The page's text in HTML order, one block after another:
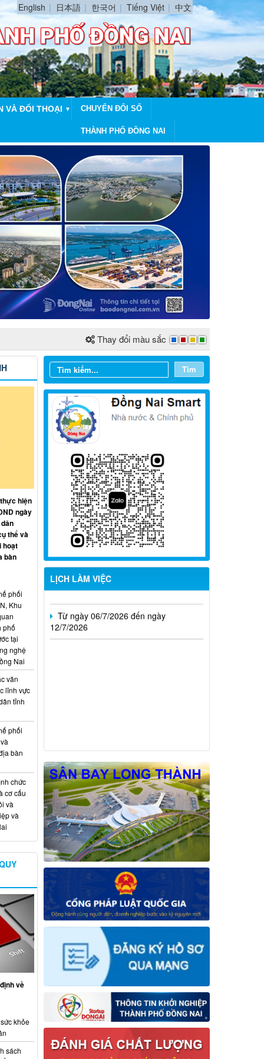
English 日本語 한국어 Tiếng Việt 中文
VÀ ĐỐI THOẠI ▼ CHUYỂN ĐỔI SỐ
THÀNH PHỐ ĐỒNG NAI
Thay đổi màu sắc
Tìm
LỊCH LÀM VIỆC
Từ ngày 03/8/2026 đến ngày
09/8/2026
Từ ngày 27/7/2026 đến ngày
02/8/2026
Từ ngày 20/7/2026 đến ngày
26/7/2026
Từ ngày 13/7/2026 đến ngày
18/7/2026
Từ ngày 06/7/2026 đến ngày
12/7/2026
hiện
ngày
thể và
hoạt
bàn
phối
Khu
phố
tại
nghệ
Nai
văn
lĩnh vực
tỉnh
phối
bàn
chức
cơ cấu
và
và
về
khỏe
sách